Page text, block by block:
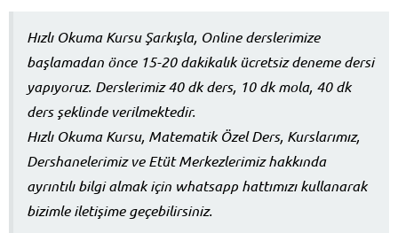
Hızlı Okuma Kursu Şarkışla, Online derslerimize
başlamadan önce 15-20 dakikalık ücretsiz deneme dersi
yapıyoruz. Derslerimiz 40 dk ders, 10 dk mola, 40 dk
ders şeklinde verilmektedir.
Hızlı Okuma Kursu, Matematik Özel Ders, Kurslarımız,
Dershanelerimiz ve Etüt Merkezlerimiz hakkında
ayrıntılı bilgi almak için whatsapp hattımızı kullanarak
bizimle iletişime geçebilirsiniz.